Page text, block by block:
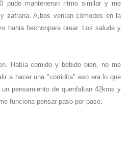
pude mantenerun ritmo similar y me
zafrana. A,bos venían cómodos en la
hahia hechonpara orear. Los salude y
Había comido y bebido bien, no me
a hacer una "corridita" eso era lo que
pensamiento de quenfaltan 42kms y
funciona pensar paso por paso.